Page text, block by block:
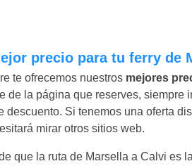
precio para tu ferry de
te ofrecemos nuestros mejores
de la página que reserves,
descuento. Si tenemos una oferta
mirar otros sitios web.
que la ruta de Marsella a Calvi es